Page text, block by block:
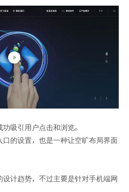
吸引用户点击和浏览。
的设置，也是一种让空旷布局界面
计趋势，不过主要是针对手机端网